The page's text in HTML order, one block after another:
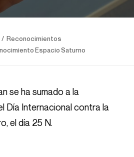
Reconocimientos
Espacio Saturno
se ha sumado a la
Día Internacional contra la
el día 25 N.